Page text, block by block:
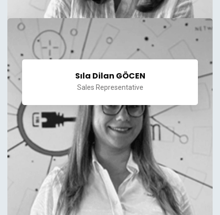
Sıla Dilan GÖCEN
Sales Representative